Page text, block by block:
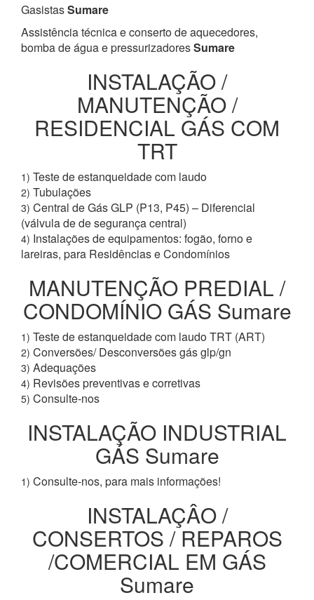
GasistasSumare
Assistência técnica e conserto de aquecedores,
bomba de água e pressurizadoresSumare
INSTALAÇÃO /
MANUTENÇÃO /
RESIDENCIAL GÁS COM
TRT
1) Teste de estanqueidade com laudo
2) Tubulações
3) Central de Gás GLP (P13, P45) – Diferencial
(válvula de de segurança central)
4) Instalações de equipamentos: fogão, forno e
lareiras, para Residências e Condomínios
MANUTENÇÃO PREDIAL /
CONDOMÍNIO GÁS Sumare
1) Teste de estanqueidade com laudo TRT (ART)
2) Conversões/ Desconversões gás glp/gn
3) Adequações
4) Revisões preventivas e corretivas
5) Consulte-nos
INSTALAÇÃO INDUSTRIAL
GÁS Sumare
1) Consulte-nos, para mais informações!
INSTALAÇÂO /
CONSERTOS / REPAROS
/COMERCIAL EM GÁS
Sumare